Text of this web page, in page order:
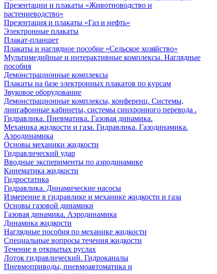
Презентации и плакаты «Животноводство и
растениеводство»
Презентация и плакаты «Газ и нефть»
Электронные плакаты
Плакат-планшет
Плакаты и наглядное пособие «Сельское хозяйство»
Мультимедийные и интерактивные комплексы. Наглядные
пособия
Демонстрационные комплексы
Плакаты на базе электронных плакатов по курсам
Звуковое оборудование
Демонстрационные комплексы, конференц. Системы,
лингафонные кабинеты, системы синхронного перевода .
Гидравлика. Пневматика. Газовая динамика.
Механика жидкости и газа. Гидравлика. Газодинамика.
Аэродинамика
Основы механики жидкости
Гидравлический удар
Вводные эксперименты по аэродинамике
Кинематика жидкости
Гидростатика
Гидравлика. Динамические насосы
Измерение в гидравлике и механике жидкости и газа
Основы газовой динамики
Газовая динамика. Аэродинамика
Динамика жидкости
Наглядные пособия по механике жидкости
Специальные вопросы течения жидкости
Течение в открытых руслах
Лоток гидравлический. Гидроканалы
Пневмоприводы, пневмоавтоматика и